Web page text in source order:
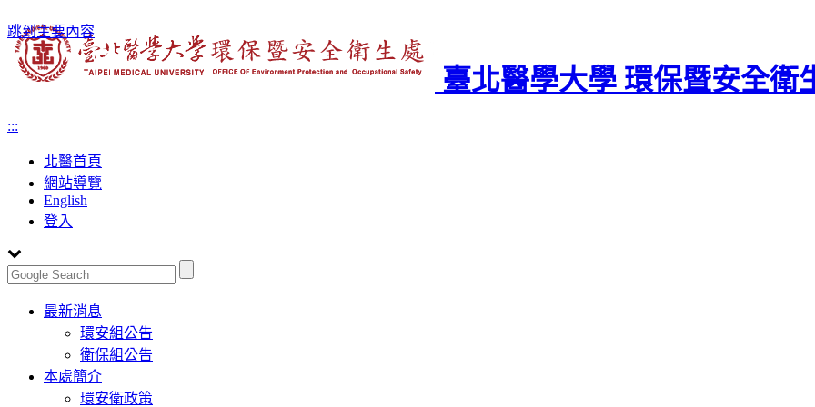
跳到主要內容
臺北醫學大學 環保暨安全衛
:::
北醫首頁
網站導覽
English
登入
Toggle
navigation
最新消息
環安組公告
衛保組公告
本處簡介
環安衛政策